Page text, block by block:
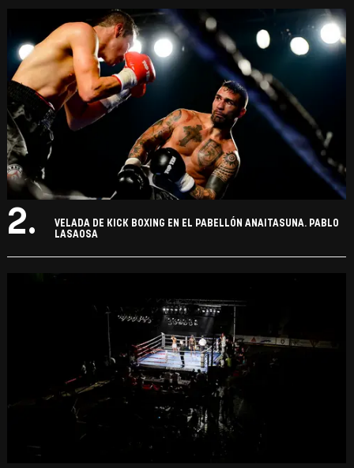
2.
VELADA DE KICK BOXING EN EL PABELLÓN ANAITASUNA. PABLO
LASAOSA